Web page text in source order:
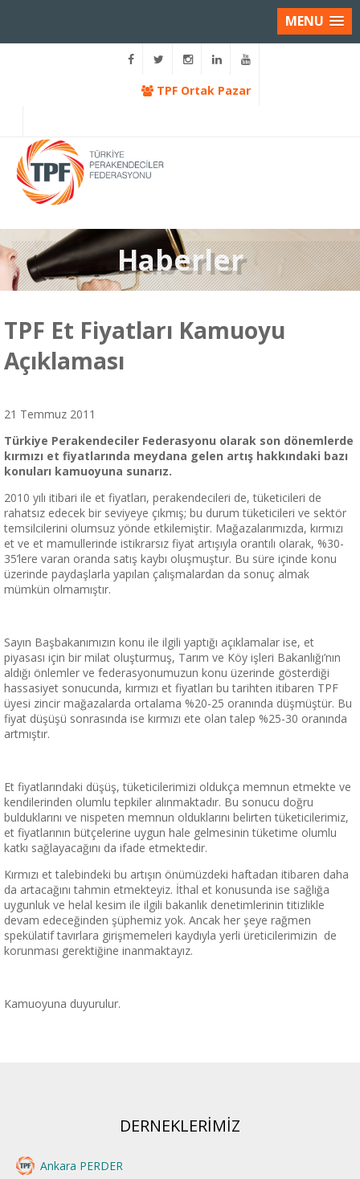
MENU
TPF Ortak Pazar
Haberler
TPF Et Fiyatları Kamuoyu
Açıklaması
21 Temmuz 2011
Türkiye Perakendeciler Federasyonu olarak son dönemlerde
kırmızı et fiyatlarında meydana gelen artış hakkındaki bazı
konuları kamuoyuna sunarız.
2010 yılı itibari ile et fiyatları, perakendecileri de, tüketicileri de
rahatsız edecek bir seviyeye çıkmış; bu durum tüketicileri ve sektör
temsilcilerini olumsuz yönde etkilemiştir. Mağazalarımızda, kırmızı
et ve et mamullerinde istikrarsız fiyat artışıyla orantılı olarak, %30-
35’lere varan oranda satış kaybı oluşmuştur. Bu süre içinde konu
üzerinde paydaşlarla yapılan çalışmalardan da sonuç almak
mümkün olmamıştır.
Sayın Başbakanımızın konu ile ilgili yaptığı açıklamalar ise, et
piyasası için bir milat oluşturmuş, Tarım ve Köy işleri Bakanlığı’nın
aldığı önlemler ve federasyonumuzun konu üzerinde gösterdiği
hassasiyet sonucunda, kırmızı et fiyatları bu tarihten itibaren TPF
üyesi zincir mağazalarda ortalama %20-25 oranında düşmüştür. Bu
fiyat düşüşü sonrasında ise kırmızı ete olan talep %25-30 oranında
artmıştır.
Et fiyatlarındaki düşüş, tüketicilerimizi oldukça memnun etmekte ve
kendilerinden olumlu tepkiler alınmaktadır. Bu sonucu doğru
bulduklarını ve nispeten memnun olduklarını belirten tüketicilerimiz,
et fiyatlarının bütçelerine uygun hale gelmesinin tüketime olumlu
katkı sağlayacağını da ifade etmektedir.
Kırmızı et talebindeki bu artışın önümüzdeki haftadan itibaren daha
da artacağını tahmin etmekteyiz. İthal et konusunda ise sağlığa
uygunluk ve helal kesim ile ilgili bakanlık denetimlerinin titizlikle
devam edeceğinden şüphemiz yok. Ancak her şeye rağmen
spekülatif tavırlara girişmemeleri kaydıyla yerli üreticilerimizin de
korunması gerektiğine inanmaktayız.
Kamuoyuna duyurulur.
DERNEKLERİMİZ
Ankara PERDER